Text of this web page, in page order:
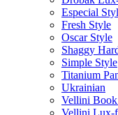
Especial
Fresh Style
Oscar Style
Shaggy
Simple Style
Titanium
Ukrainian
Vellini